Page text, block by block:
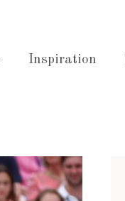
Inspiration